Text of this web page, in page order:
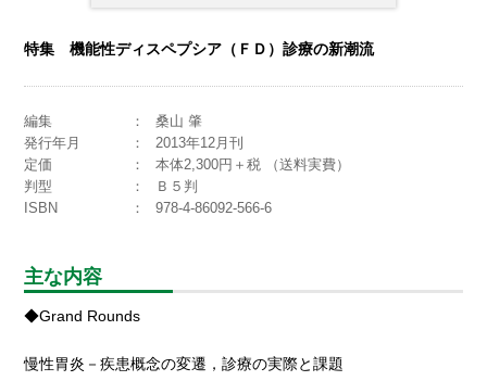
特集 機能性ディスペプシア（ＦＤ）診療の新潮流
編集
桑山 肇
発行年月
2013年12月刊
定価
本体2,300円＋税 （送料実費）
判型
Ｂ５判
ISBN
978-4-86092-566-6
主な内容
◆Grand Rounds
慢性胃炎－疾患概念の変遷，診療の実際と課題